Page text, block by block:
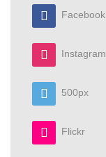
Facebook
Instagram
500px
Flickr